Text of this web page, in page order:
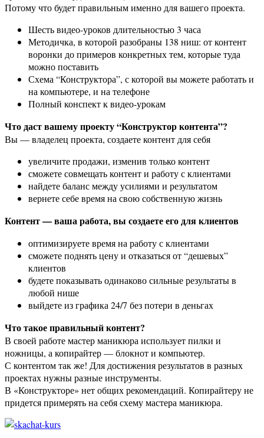
Потому что будет правильным именно для вашего проекта.
Шесть видео-уроков длительностью 3 часа
Методичка, в которой разобраны 138 ниш: от контент
воронки до примеров конкретных тем, которые туда
можно поставить
Схема “Конструктора”, с которой вы можете работать и
на компьютере, и на телефоне
Полный конспект к видео-урокам
Что даст вашему проекту “Конструктор контента”?
Вы — владелец проекта, создаете контент для себя
увеличите продажи, изменив только контент
сможете совмещать контент и работу с клиентами
найдете баланс между усилиями и результатом
вернете себе время на свою собственную жизнь
Контент — ваша работа, вы создаете его для клиентов
оптимизируете время на работу с клиентами
сможете поднять цену и отказаться от “дешевых”
клиентов
будете показывать одинаково сильные результаты в
любой нише
выйдете из графика 24/7 без потери в деньгах
Что такое правильный контент?
В своей работе мастер маникюра использует пилки и
ножницы, а копирайтер — блокнот и компьютер.
С контентом так же! Для достижения результатов в разных
проектах нужны разные инструменты.
В «Конструкторе» нет общих рекомендаций. Копирайтеру не
придется примерять на себя схему мастера маникюра.